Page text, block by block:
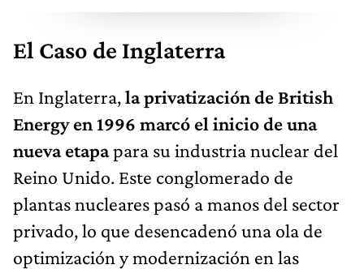
El Caso de Inglaterra
En Inglaterra,la privatización de British
Energy en 1996 marcó el inicio de una
nueva etapapara su industria nuclear del
Reino Unido. Este conglomerado de
plantas nucleares pasó a manos del sector
privado, lo que desencadenó una ola de
optimización y modernización en las